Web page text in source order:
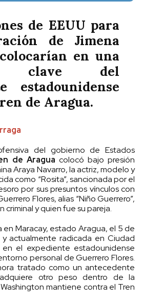
de EEUU para
de Jimena
en una
clave del
estadounidense
de Aragua.
del gobierno de Estados
de Aragua colocó bajo presión
Araya Navarro, la actriz, modelo y
como “Rosita”, sancionada por el
por sus presuntos vínculos con
Flores, alias “Niño Guerrero”,
criminal y quien fue su pareja.
en Maracay, estado Aragua, el 5 de
actualmente radicada en Ciudad
el expediente estadounidense
personal de Guerrero Flores.
tratado como un antecedente
otro peso dentro de la
mantiene contra el Tren